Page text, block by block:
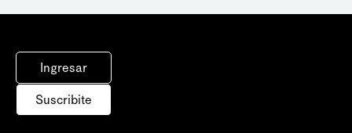
Ingresar
Suscribite